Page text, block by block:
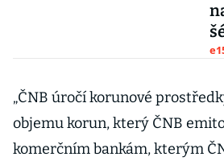
„ČNB úročí korunové
objemu korun, který ČNB
komerčním bankám, kterým